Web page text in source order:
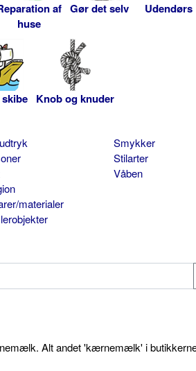
af
huse
Gør det selv Udendørs
Knob og knuder
materialer
Smykker
Stilarter
Våben
Alt andet 'kærnemælk' i